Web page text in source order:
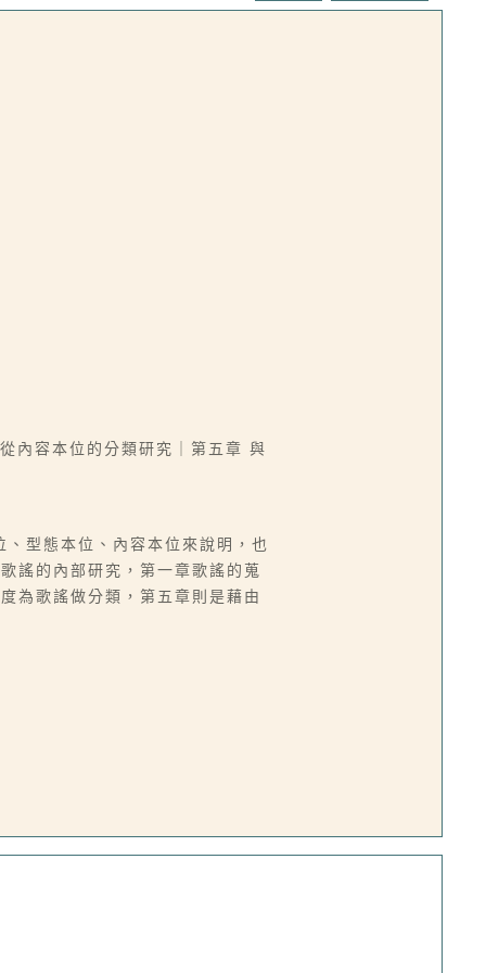
內容本位的分類研究｜第五章 與
型態本位、內容本位來說明，也
謠的內部研究，第一章歌謠的蒐
為歌謠做分類，第五章則是藉由